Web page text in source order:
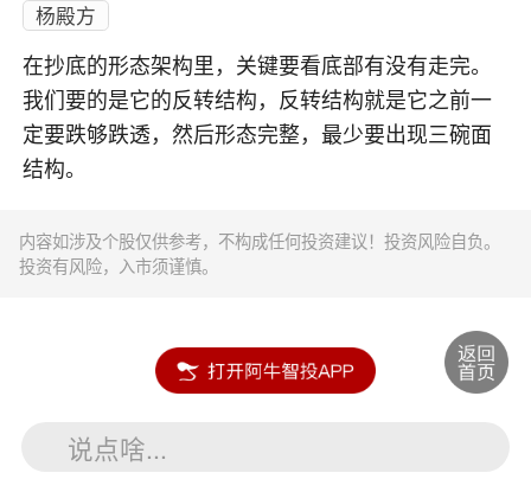
杨殿方
在抄底的形态架构里，关键要看底部有没有走完。
我们要的是它的反转结构，反转结构就是它之前一
定要跌够跌透，然后形态完整，最少要出现三碗面
结构。
内容如涉及个股仅供参考，不构成任何投资建议！投资风险自负。
投资有风险，入市须谨慎。
说点啥...